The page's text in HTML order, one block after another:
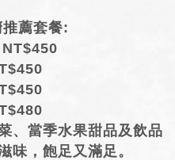
薦套餐:
、當季水果甜品及飲品
味，飽足又滿足。